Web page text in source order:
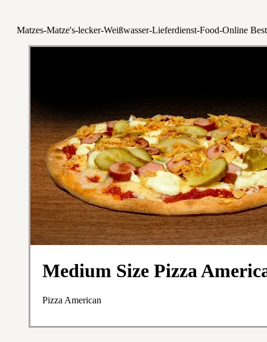
Matzes-Matze's-lecker-Weißwasser-Lieferdienst-Food-Online
Medium Size Pizza
Pizza American